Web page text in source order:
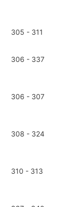
305 - 311
306 - 337
306 - 307
308 - 324
310 - 313